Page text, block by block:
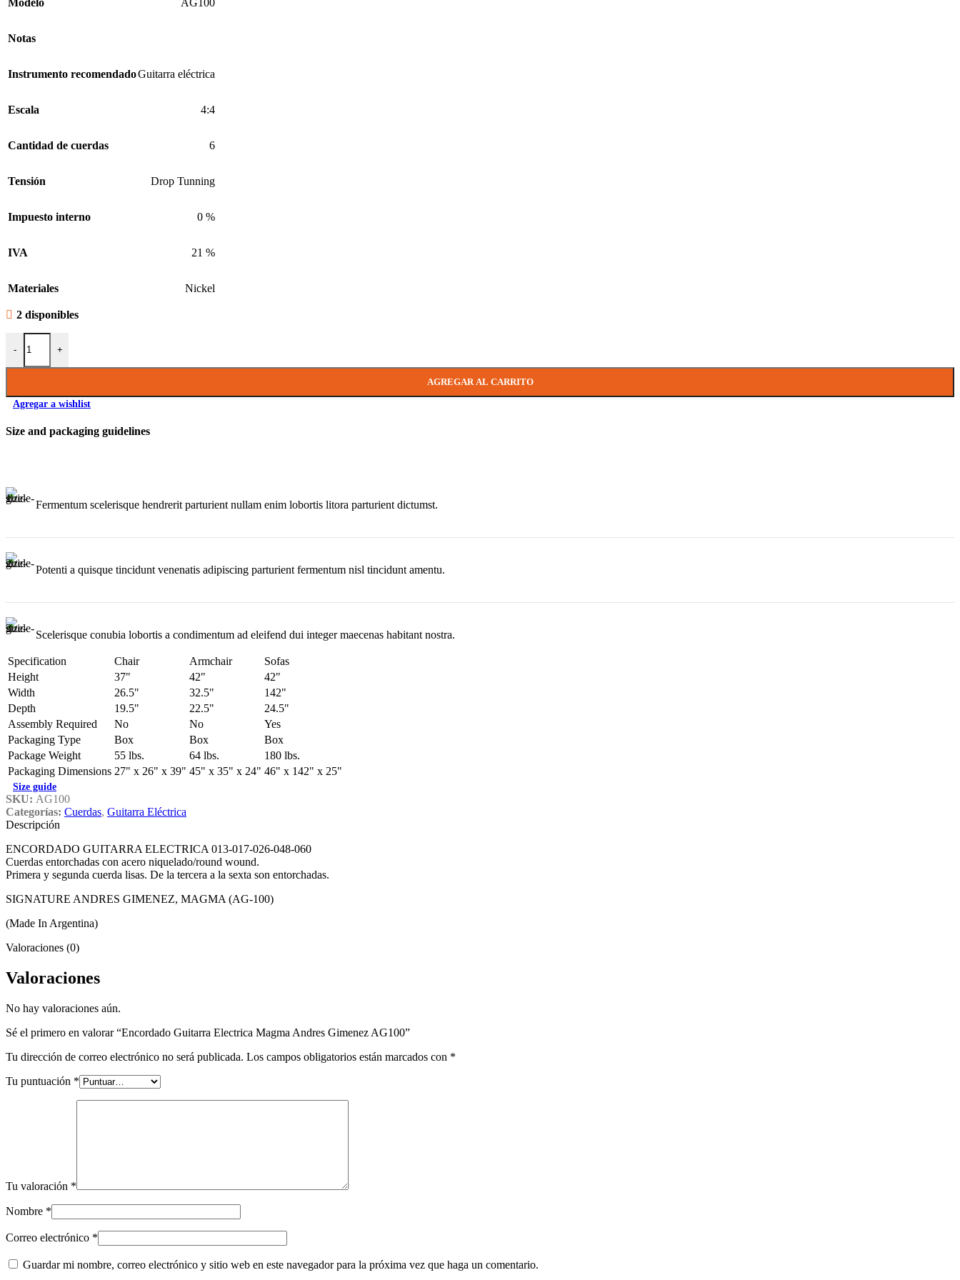
Notas
Instrumento recomendadoGuitarra eléctrica
Escala 4:4
Cantidad de cuerdas 6
Tensión Drop Tunning
Impuesto interno 0 %
IVA 21 %
Materiales Nickel
2 disponibles
-
Encordado Guitarra Electrica Magma Andres Gimenez AG100 cantidad
+
AGREGAR AL CARRITO
Agregar a wishlist
Size and packaging guidelines
Fermentum scelerisque hendrerit parturient nullam enim lobortis litora parturient dictumst.
Potenti a quisque tincidunt venenatis adipiscing parturient fermentum nisl tincidunt amentu.
Scelerisque conubia lobortis a condimentum ad eleifend dui integer maecenas habitant nostra.
Specification Chair Armchair
Sofas
Height
37" 42"
42"
Width
26.5" 32.5"
142"
Depth
19.5" 22.5"
24.5"
Assembly Required
No No
Yes
Packaging Type
Box Box
Box
Package Weight
55 lbs. 64 lbs.
180 lbs.
Packaging Dimensions 27" x 26" x 39" 45" x 35" x 24" 46" x 142" x 25"
Size guide
SKU: AG100
Categorías: Cuerdas, Guitarra Eléctrica
Descripción
ENCORDADO GUITARRA ELECTRICA 013-017-026-048-060
Cuerdas entorchadas con acero niquelado/round wound.
Primera y segunda cuerda lisas. De la tercera a la sexta son entorchadas.
SIGNATURE ANDRES GIMENEZ, MAGMA (AG-100)
(Made In Argentina)
Valoraciones (0)
Valoraciones
No hay valoraciones aún.
Sé el primero en valorar “Encordado Guitarra Electrica Magma Andres Gimenez AG100”
Tu dirección de correo electrónico no será publicada. Los campos obligatorios están marcados con *
Tu puntuación *
Tu valoración *
Nombre *
Correo electrónico *
Guardar mi nombre, correo electrónico y sitio web en este navegador para la próxima vez que haga un comentario.